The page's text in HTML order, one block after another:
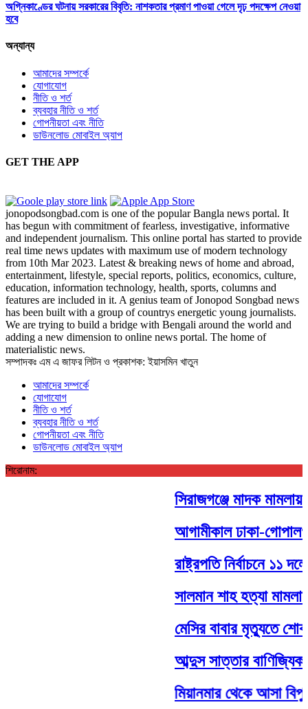
অগ্নিকাণ্ডের ঘটনায় সরকারের বিবৃতি: নাশকতার প্রমাণ পাওয়া গেলে দৃঢ় পদক্ষেপ নেওয়া
হবে
অন্যান্য
আমাদের সম্পর্কে
যোগাযোগ
নীতি ও শর্ত
ব্যবহার নীতি ও শর্ত
গোপনীয়তা এবং নীতি
ডাউনলোড মোবাইল অ্যাপ
GET THE APP
jonopodsongbad.com is one of the popular Bangla news portal. It
has begun with commitment of fearless, investigative, informative
and independent journalism. This online portal has started to provide
real time news updates with maximum use of modern technology
from 10th Mar 2023. Latest & breaking news of home and abroad,
entertainment, lifestyle, special reports, politics, economics, culture,
education, information technology, health, sports, columns and
features are included in it. A genius team of Jonopod Songbad news
has been built with a group of countrys energetic young journalists.
We are trying to build a bridge with Bengali around the world and
adding a new dimension to online news portal. The home of
materialistic news.
সম্পাদকঃ এম এ জাফর লিটন ও প্রকাশক: ইয়াসমিন খাতুন
আমাদের সম্পর্কে
যোগাযোগ
নীতি ও শর্ত
ব্যবহার নীতি ও শর্ত
গোপনীয়তা এবং নীতি
ডাউনলোড মোবাইল অ্যাপ
শিরোনাম:
সিরাজগঞ্জে মাদক মামলায়
আগামীকাল ঢাকা-
রাষ্ট্রপতি নির্বাচনে ১১
সালমান শাহ হত্যা
মেসির বাবার মৃত্যুতে শোক
আব্দুস সাত্তার
মিয়ানমার থেকে আসা বিপুল